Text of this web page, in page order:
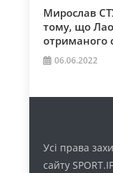
Мирослав
тому, що
отриманого
06.06.2022
Усі права
сайту